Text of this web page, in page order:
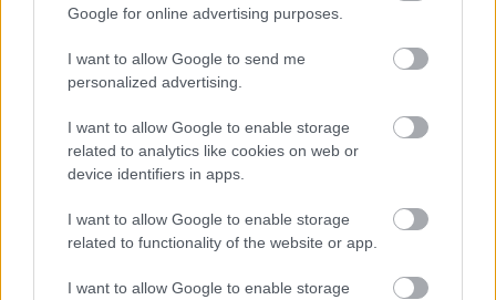
Google for online advertising purposes.
I want to allow Google to send me
personalized advertising.
I want to allow Google to enable storage
related to analytics like cookies on web or
device identifiers in apps.
I want to allow Google to enable storage
related to functionality of the website or app.
I want to allow Google to enable storage
Nemusí to byť len
krások, ktoré rozžiaria
vašu záhradu
Môže aspirín zachrániť
rastliny? Pravda vás
CHALUPA